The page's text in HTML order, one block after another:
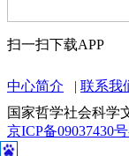
扫一扫下载APP
中心简介 联系我
国家哲学社会科学
京ICP备09037430